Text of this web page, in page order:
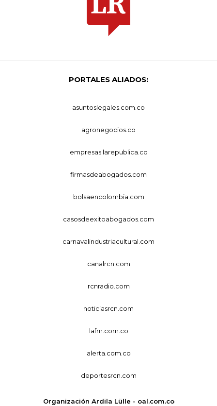
PORTALES ALIADOS:
asuntoslegales.com.co
agronegocios.co
empresas.larepublica.co
firmasdeabogados.com
bolsaencolombia.com
casosdeexitoabogados.com
carnavalindustriacultural.com
canalrcn.com
rcnradio.com
noticiasrcn.com
lafm.com.co
alerta.com.co
deportesrcn.com
Organización Ardila Lülle - oal.com.co